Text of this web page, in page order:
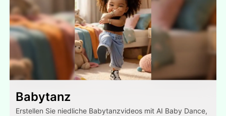
Babytanz
Erstellen Sie niedliche Babytanzvideos mit AI Baby Dance,